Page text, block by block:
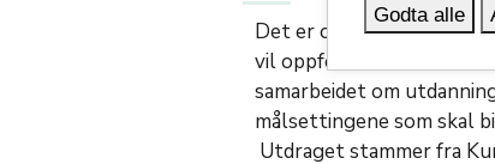
Det er også fra
vil oppfordre alle til å
samarbeidet om
målsettingene som skal
Utdraget stammer fra
Godta alle